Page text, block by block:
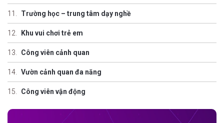
Trường học – trung tâm dạy nghề
Khu vui chơi trẻ em
Công viên cảnh quan
Vườn cảnh quan đa năng
Công viên vận động